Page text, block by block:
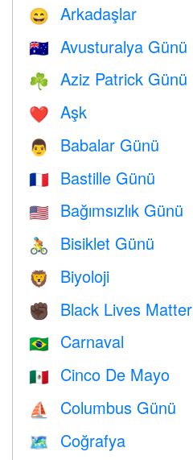
😄 Arkadaşlar
🇦🇺 Avusturalya Günü
☘️ Aziz Patrick Günü
❤️️ Aşk
👨 Babalar Günü
🇫🇷 Bastille Günü
🇺🇸 Bağımsızlık Günü
🚴 Bisiklet Günü
🦁 Biyoloji
✊🏿 Black Lives Matter
🇧🇷 Carnaval
🇲🇽 Cinco De Mayo
⛵️ Columbus Günü
🗺 Coğrafya